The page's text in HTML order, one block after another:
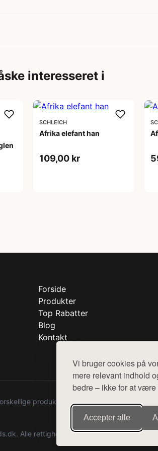
Vi bruger cookies på
mere relevant indhold
bedre – ikke for at være
Accepter alle
interesseret i
SCHLEICH
Afrika elefant han
109,00 kr
Forside
Produkter
Top Rabatter
Blog
Kontakt
produkter fra diverse webshops. Der
Alle rettigheder forbeholdes.